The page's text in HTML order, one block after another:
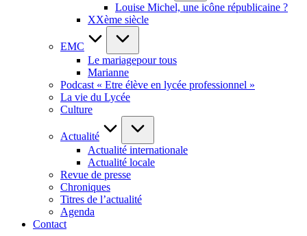
Louise Michel, une icône républicaine ?
XXème siècle
EMC
Le mariagepour tous
Marianne
Podcast « Etre élève en lycée professionnel »
La vie du Lycée
Culture
Actualité
Actualité internationale
Actualité locale
Revue de presse
Chroniques
Titres de l’actualité
Agenda
Contact